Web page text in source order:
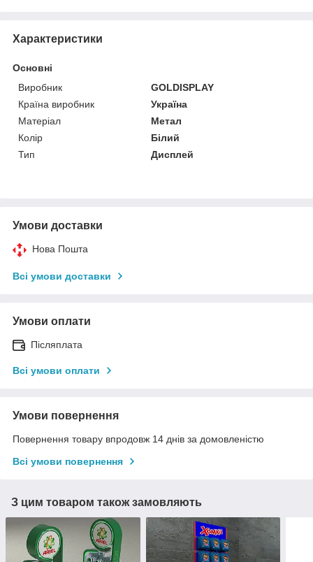
Характеристики
Основні
Виробник
GOLDISPLAY
Країна виробник
Україна
Матеріал
Метал
Колір
Білий
Тип
Дисплей
Умови доставки
Нова Пошта
Всі умови доставки
Умови оплати
Післяплата
Всі умови оплати
Умови повернення
Повернення товару впродовж 14 днів за домовленістю
Всі умови повернення
З цим товаром також замовляють